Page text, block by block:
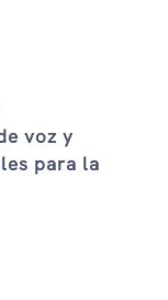
voz y
para la